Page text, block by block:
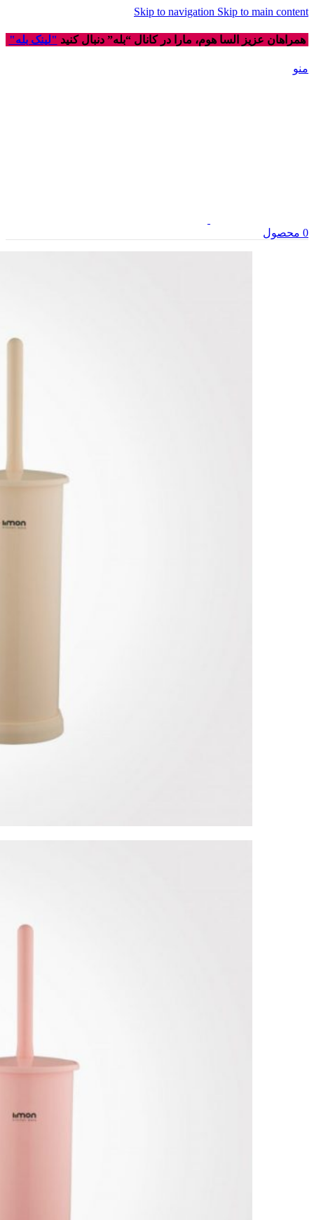
Skip to navigation Skip to main content
همراهان عزیز السا هوم، مارا در کانال “بله” دنبال کنید "لینک بله"
منو
0 محصول